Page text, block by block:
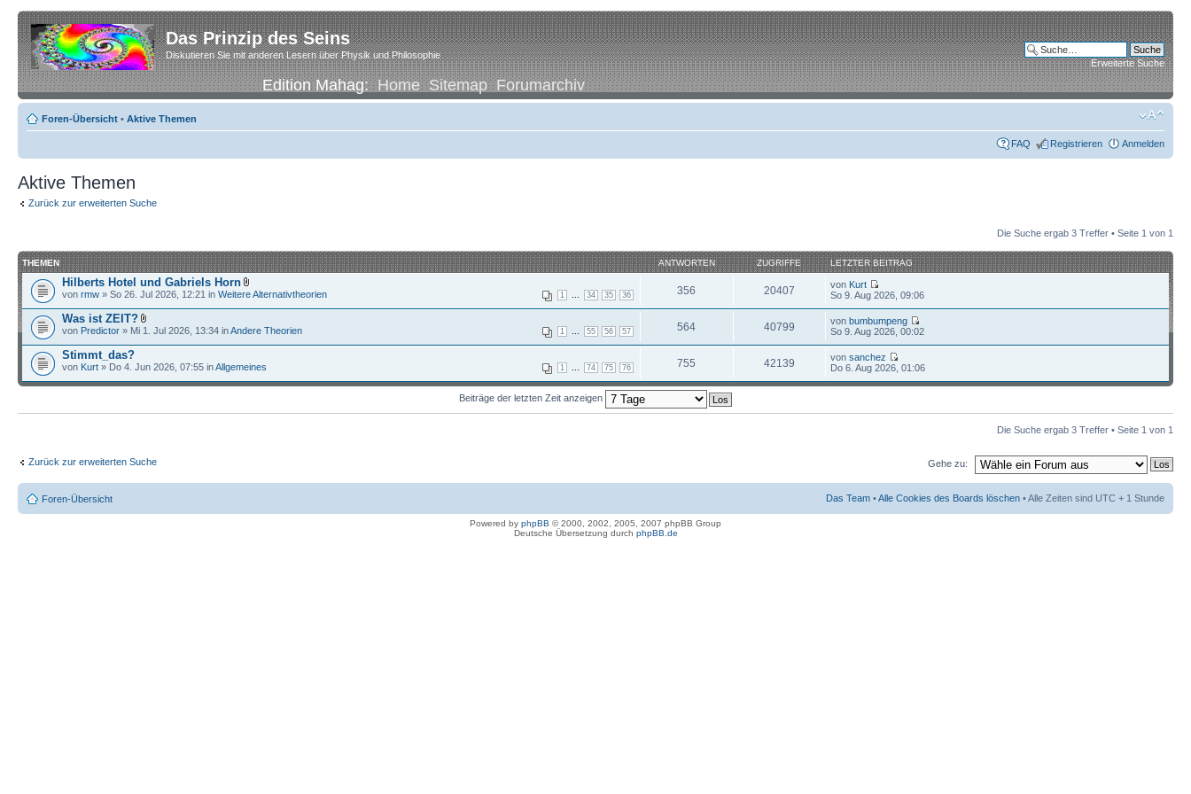
Das Prinzip des Seins
Diskutieren Sie mit anderen Lesern über Physik und Philosophie
Edition Mahag:Home Sitemap Forumarchiv
Erweiterte Suche
Foren-Übersicht • Aktive Themen
FAQ Registrieren Anmelden
Aktive Themen
Zurück zur erweiterten Suche
Die Suche ergab 3 Treffer • Seite 1 von 1
THEMEN ANTWORTEN ZUGRIFFE LETZTER BEITRAG
Hilberts Hotel und Gabriels Horn
1 34 35 36
von rmw » So 26. Jul 2026, 12:21 in Weitere Alternativtheorien 356 20407 von Kurt
So 9. Aug 2026, 09:06
Was ist ZEIT?
1 55 56 57
von Predictor » Mi 1. Jul 2026, 13:34 inAndere Theorien 564 40799 vonbumbumpeng
So 9. Aug 2026, 00:02
Stimmt_das?
1 74 75 76
von Kurt » Do 4. Jun 2026, 07:55 inAllgemeines 755 42139 vonsanchez
Do 6. Aug 2026, 01:06
Beiträge der letzten Zeit anzeigen
Die Suche ergab 3 Treffer • Seite 1 von 1
Zurück zur erweiterten Suche Gehe zu:
Foren-Übersicht Das Team •Alle Cookies des Boards löschen • Alle Zeiten sind UTC + 1 Stunde
Powered by phpBB © 2000, 2002, 2005, 2007 phpBB Group
Deutsche Übersetzung durch phpBB.de